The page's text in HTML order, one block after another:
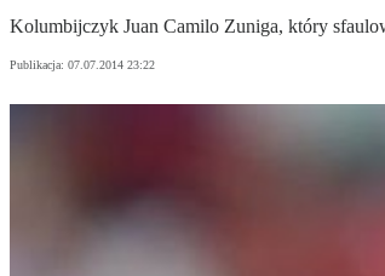
Kolumbijczyk Juan Camilo Zuniga, który
Publikacja: 07.07.2014 23:22